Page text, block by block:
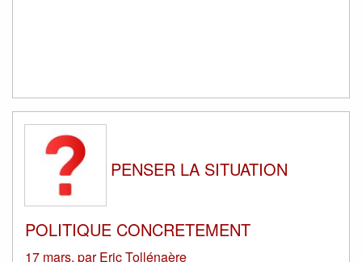
PENSER LA SITUATION
POLITIQUE CONCRETEMENT
17 mars, parEric Tollénaère